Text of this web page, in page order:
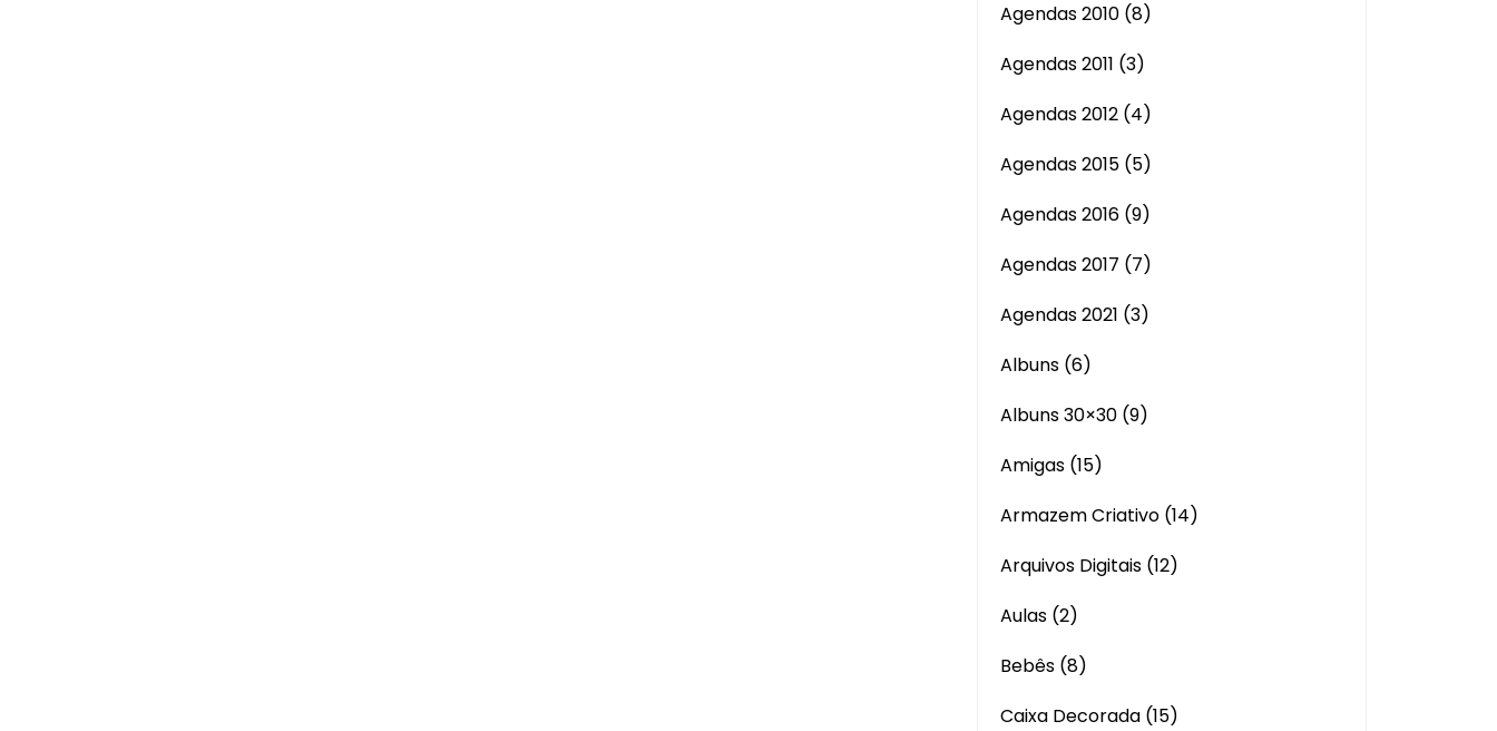
Agendas 2010 (8)
Agendas 2011 (3)
Agendas 2012 (4)
Agendas 2015 (5)
Agendas 2016 (9)
Agendas 2017 (7)
Agendas 2021 (3)
Albuns (6)
Albuns 30×30 (9)
Amigas (15)
Armazem Criativo (14)
Arquivos Digitais (12)
Aulas (2)
Bebês (8)
Caixa Decorada (15)